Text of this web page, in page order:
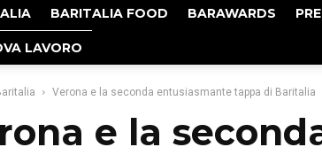
BARITALIA FOOD BARAWARDS
LAVORO
Verona e la seconda entusiasmante tappa di Baritalia
e la